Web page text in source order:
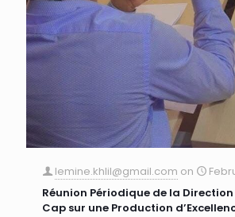
lemine.khlil@gmail.com on
Réunion Périodique de la Direction
Cap sur une Production